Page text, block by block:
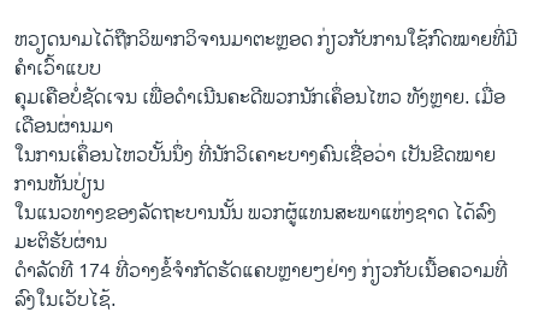
​ຫວຽດນາມ​ໄດ້​ຖືກວິພາກ​ວິຈານມາຕະຫຼອດ​ ກ່ຽວ​ກັບ​ການ​ໃຊ້ກົດໝາຍທີ່​ມີ
ຄໍາ​ເວົ້າແບບ
ຄຸມ​ເຄື​ອບໍ່​ຊັດ​ເຈນ ​ເພື່ອ​ດໍາ​ເນີນ​ຄະດີ​ພວກ​ນັກ​ເຄຶ່ອນ​ໄຫວ ທັງຫຼາຍ. ເມື່ອ​
ເດືອນ​ຜ່ານ​ມາ​
ໃນ​ການ​ເຄຶ່ອນ​ໄຫວ​ບັ້ນ​ນຶ່ງ​ ທີ່​ນັກວິ​ເຄາະ​ບາງ​ຄົນ​ເຊື່ອ​ວ່າ ​ເປັນຂີດ​ໝາຍ​
ການ​ຫັນປ່ຽນ
ໃນແນວທາງ​ຂອງ​ລັດຖະບານນັ້ນ ພວກ​ຜູ້​ແທນ​ສະພາ​ແຫ່ງ​ຊາດ​ ໄດ້​ລົງ
ມະຕິ​ຮັບ​ຜ່ານ
ດໍາລັດທີ 174 ທີ່​ວາງຂໍ້ຈໍາກັດ​ຮັດ​ແຄບຫຼາຍໆຢ່າງ​ ກ່ຽວ​ກັບ​ເນື້ອ​ຄວາມທີ່​
ລົງໃນ​ເວັບ​ໄຊ້.